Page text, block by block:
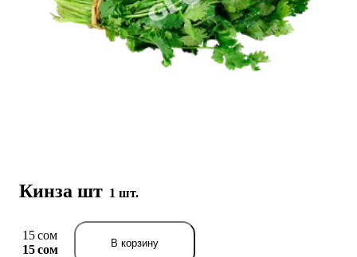
Кинза шт 1 шт.
15 сом
15 сом
В корзину